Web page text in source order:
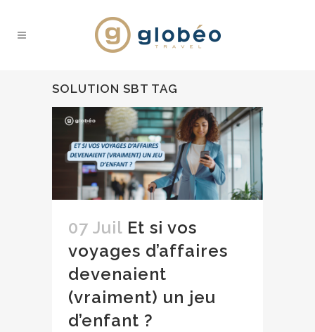
SOLUTION SBT TAG
07 Juil Et si vos
voyages d’affaires
devenaient
(vraiment) un jeu
d’enfant ?